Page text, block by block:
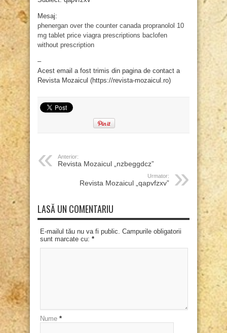
Mesaj:
phenergan over the counter canada propranolol 10
mg tablet price viagra prescriptions baclofen
without prescription
–
Acest email a fost trimis din pagina de contact a
Revista Mozaicul (https://revista-mozaicul.ro)
Anterior:
Revista Mozaicul „nzbeggdcz”
Urmator:
Revista Mozaicul „qapvfzxv”
LASĂ UN COMENTARIU
E-mailul tău nu va fi public. Campurile obligatorii
sunt marcate cu: *
Nume *